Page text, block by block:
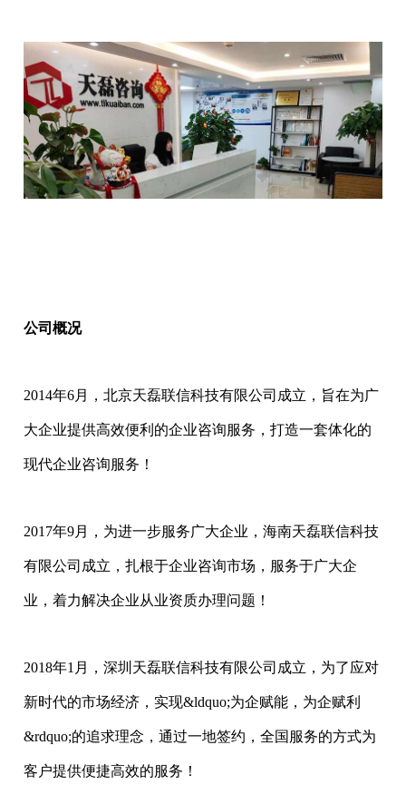
公司概况
2014年6月，北京天磊联信科技有限公司成立，旨在为广
大企业提供高效便利的企业咨询服务，打造一套体化的
现代企业咨询服务！
2017年9月，为进一步服务广大企业，海南天磊联信科技
有限公司成立，扎根于企业咨询市场，服务于广大企
业，着力解决企业从业资质办理问题！
2018年1月，深圳天磊联信科技有限公司成立，为了应对
新时代的市场经济，实现&ldquo;为企赋能，为企赋利
&rdquo;的追求理念，通过一地签约，全国服务的方式为
客户提供便捷高效的服务！